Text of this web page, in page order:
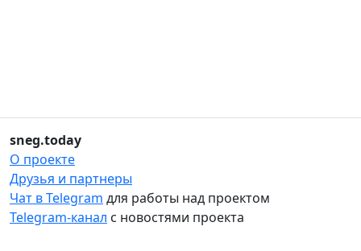
sneg.today
О проекте
Друзья и партнеры
Чат в Telegram для работы над проектом
Telegram-канал с новостями проекта